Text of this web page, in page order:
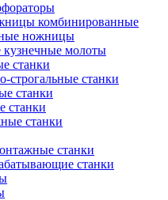
комбинированные
ножницы
молоты
станки
строгальные станки
станки
станки
станки
станки
станки